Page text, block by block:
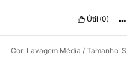
Útil (0)
Cor: Lavagem Média / Tamanho: S